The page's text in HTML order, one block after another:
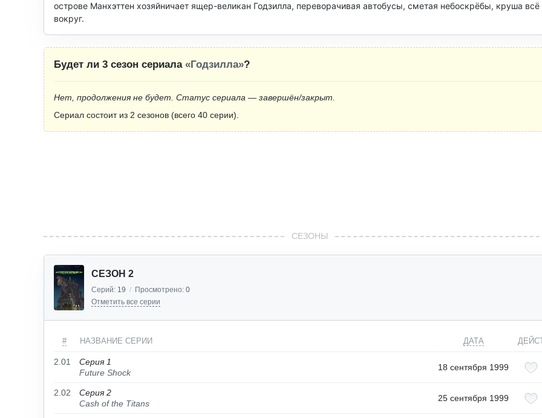
острове Манхэттен хозяйничает ящер-великан Годзилла, переворачивая автобусы, сметая небоскрёбы, круша всё
вокруг.
Будет ли 3 сезон сериала «Годзилла»?
Нет, продолжения не будет. Статус сериала — завершён/закрыт.
Сериал состоит из 2 сезонов (всего 40 серии).
СЕЗОНЫ
СЕЗОН 2
Серий: 19 / Просмотрено: 0
Отметить все серии
# НАЗВАНИЕ СЕРИИ ДАТА
2.01
Серия 1
Future Shock
18 сентября 1999
2.02
Серия 2
Cash of the Titans
25 сентября 1999